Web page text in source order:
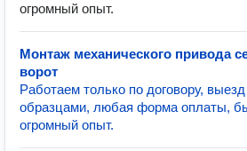
огромный опыт.
Монтаж механического привода
ворот
Работаем только по договору,
образцами, любая форма оплаты,
огромный опыт.